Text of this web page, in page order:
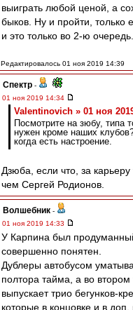
выиграть любой ценой, а
быков. Ну и пройти, только
и это только во 2-ю очередь...
Редактировалось 01 ноя 2019 14:39
Спектр -
01 ноя 2019 14:34
Valentinovich » 01 ноя
Посмотрите на зюбу, типа
нужен кроме наших
когда есть настроение.
Дзюба, если что, за
чем Сергей Родионов.
Волшебник -
01 ноя 2019 14:33
У Карпина был
совершенно понятен.
Дублеры автобусом
полтора тайма, а во
выпускает трио бегунков-
которые в концовке и в